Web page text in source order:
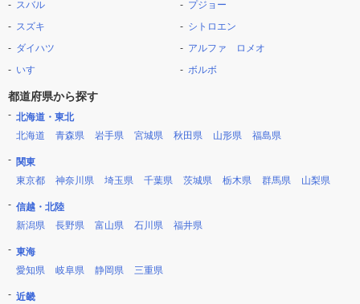
スバル
スズキ
ダイハツ
いすゞ
プジョー
シトロエン
アルファ ロメオ
ボルボ
都道府県から探す
北海道・東北
北海道
青森県 岩手県 宮城県 秋田県 山形県 福島県
関東
東京都
神奈川県 埼玉県 千葉県 茨城県 栃木県 群馬県 山梨県
信越・北陸
新潟県
長野県 富山県 石川県 福井県
東海
愛知県
岐阜県 静岡県 三重県
近畿